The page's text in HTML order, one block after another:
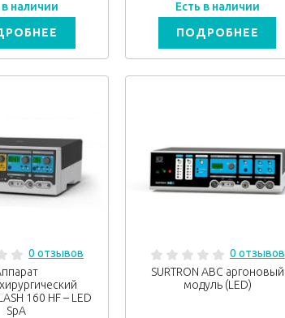
в наличии
Есть в наличии
ПОДРОБНЕЕ
0 отзывов
160 HF – LED
SpA
0 отзывов
SURTRON ABC аргоновый
модуль (LED)